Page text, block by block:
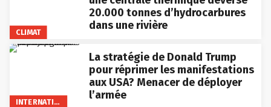
CLIMAT
20.000 tonnes d’hydrocarbures
dans une rivière
INTERNATIONAL
La stratégie de Donald Trump
pour réprimer les manifestations
aux USA? Menacer de déployer
l’armée